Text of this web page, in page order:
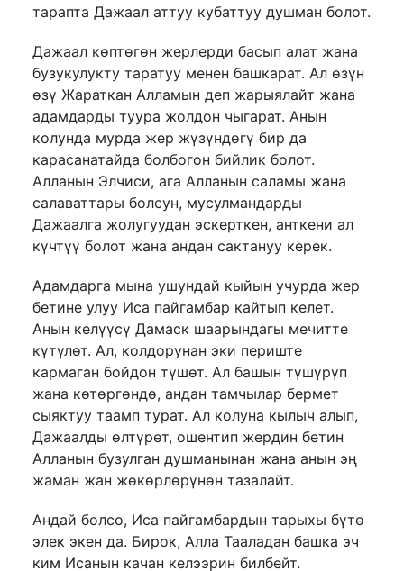
тарапта Дажаал аттуу кубаттуу душман болот.
Дажаал көптөгөн жерлерди басып алат жана
бузукулукту таратуу менен башкарат. Ал өзүн
өзү Жараткан Алламын деп жарыялайт жана
адамдарды туура жолдон чыгарат. Анын
колунда мурда жер жүзүндөгү бир да
карасанатайда болбогон бийлик болот.
Алланын Элчиси, ага Алланын саламы жана
салаваттары болсун, мусулмандарды
Дажаалга жолугуудан эскерткен, анткени ал
күчтүү болот жана андан сактануу керек.
Адамдарга мына ушундай кыйын учурда жер
бетине улуу Иса пайгамбар кайтып келет.
Анын келүүсү Дамаск шаарындагы мечитте
күтүлөт. Ал, колдорунан эки периште
кармаган бойдон түшөт. Ал башын түшүрүп
жана көтөргөндө, андан тамчылар бермет
сыяктуу таамп турат. Ал колуна кылыч алып,
Дажаалды өлтүрөт, ошентип жердин бетин
Алланын бузулган душманынан жана анын эң
жаман жан жөкөрлөрүнөн тазалайт.
Андай болсо, Иса пайгамбардын тарыхы бүтө
элек экен да. Бирок, Алла Тааладан башка эч
ким Исанын качан келээрин билбейт.